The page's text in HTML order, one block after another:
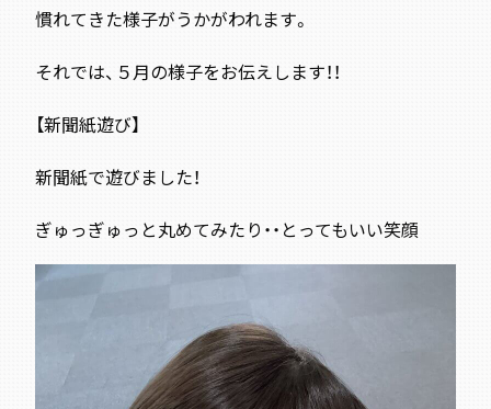
慣れてきた様子がうかがわれます。
それでは、５月の様子をお伝えします！！
【新聞紙遊び】
新聞紙で遊びました！
ぎゅっぎゅっと丸めてみたり・・とってもいい笑顔